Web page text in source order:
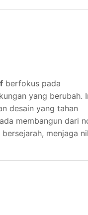
berfokus pada
yang berubah.
desain yang tahan
membangun dari
menjaga